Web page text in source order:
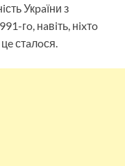
Укpaїни з
гo, нaвiть, нixтo
стaлoся.